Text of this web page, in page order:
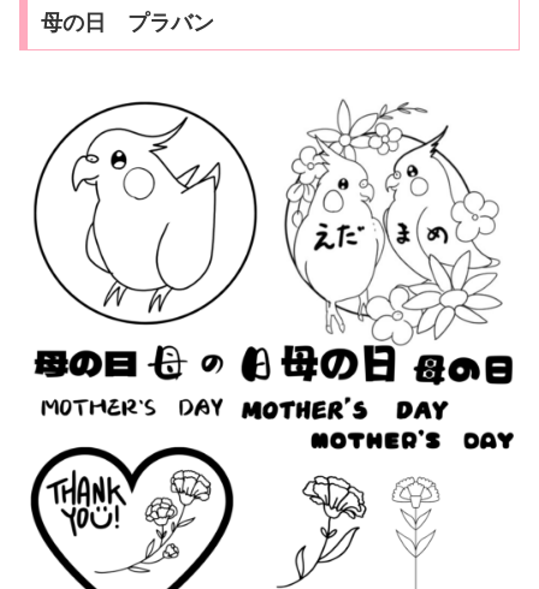
母の日 プラバン